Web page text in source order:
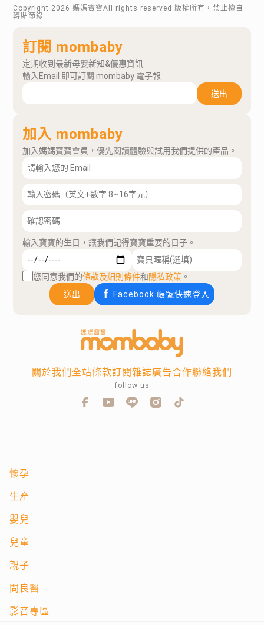
Copyright 2026 .媽媽寶寶All rights reserved.版權所有，禁止擅自
轉貼節錄
訂閱 mombaby
定期收到最新母嬰新知&優惠資訊
輸入Email 即可訂閱 mombaby 電子報
送出
加入 mombaby
加入媽媽寶寶會員，優先閱讀體驗與試用我們提供的產品。
輸入寶寶的生日，讓我們記得寶寶重要的日子。
您同意我們的條款及細則條件和隱私政策 。
送出
Facebook 帳號快速登入
懷孕
生產
嬰兒
兒童
親子
問良醫
影音專區
關於我們全站條款訂閱雜誌廣告合作聯絡我們
follow us